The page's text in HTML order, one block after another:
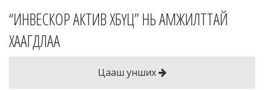
“ИНВЕСКОР АКТИВ ХБҮЦ” НЬ АМЖИЛТТАЙ
ХААГДЛАА
Цааш унших